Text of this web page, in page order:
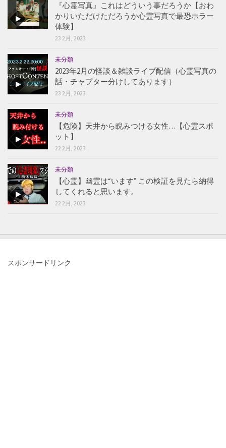
『心霊写真』これはどういう事だろうか【おわ
かりいただけただろうか心霊写真で最恐ホラー
体験】
23 2月, 2023
未分類
2023年2月の怪談＆雑談ライブ配信（心霊写真の
話・チャプター分けしてあります）
23 2月, 2023
未分類
【危険】天井から睨みつける女性…【心霊スポ
ット】
22 2月, 2023
未分類
【心霊】幽霊は“います” この検証を見たら納得
してくれると思います。
22 2月, 2023
スポンサードリンク